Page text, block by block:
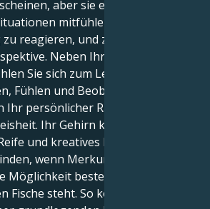
aber sie ermöglichen es
mitfühlend und
reagieren, und zwar aus einer
Neben Ihrer Leidenschaft
Sie sich zum Lernen durch
Fühlen und Beobachten
Ihr persönlicher Raum ist voller
Ihr Gehirn kann natürliches
und kreatives Denken effektiv
wenn Merkur im Zeichen
Möglichkeit besteht, wenn
Fische steht. So können Sie mit